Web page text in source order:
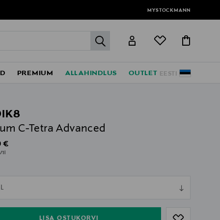
MYSTOCKMANN
label.header.go
EESTI
PREMIUM ALLAHINDLUS OUTLET
C-Tetra Advanced
Price
€
LISA OSTUKORVI